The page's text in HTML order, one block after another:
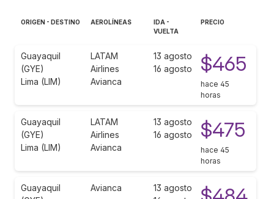
ORIGEN - DESTINO AEROLÍNEAS
IDA -
VUELTA
PRECIO
Guayaquil
(GYE)
Lima (LIM)
LATAM
Airlines
Avianca
13 agosto
16 agosto
$465
hace 45
horas
Guayaquil
(GYE)
Lima (LIM)
LATAM
Airlines
Avianca
13 agosto
16 agosto
$475
hace 45
horas
Guayaquil
Avianca
13 agosto